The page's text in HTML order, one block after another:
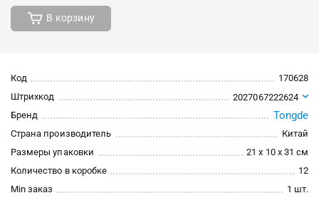
В корзину
Код
170628
Штрихкод
2027067222624
Бренд
Tongde
Страна производитель
Китай
Размеры упаковки
21 x 10 x 31 см
Количество в коробке
12
Min заказ
1 шт.